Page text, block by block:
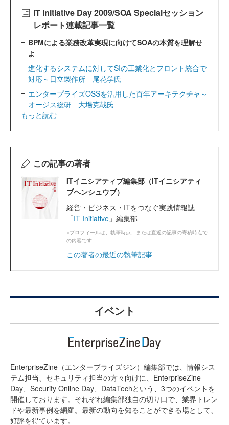
IT Initiative Day 2009/SOA Specialセッション
レポート連載記事一覧
BPMによる業務改革実現に向けてSOAの本質を理解せ
よ
進化するシステムに対してSIの工業化とフロント統合で
対応～日立製作所 尾花学氏
エンタープライズOSSを活用した百年アーキテクチャ～
オージス総研 大場克哉氏
もっと読む
この記事の著者
ITイニシアティブ編集部（ITイニシアティ
ブヘンシュウブ）
経営・ビジネス・ITをつなぐ実践情報誌
「IT Initiative 」編集部
※プロフィールは、執筆時点、または直近の記事の寄稿時点で
の内容です
この著者の最近の執筆記事
イベント
EnterpriseZine（エンタープライズジン）編集部では、情報シス
テム担当、セキュリティ担当の方々向けに、EnterpriseZine
Day、Security Online Day、DataTechという、3つのイベントを
開催しております。それぞれ編集部独自の切り口で、業界トレン
ドや最新事例を網羅。最新の動向を知ることができる場として、
好評を得ています。